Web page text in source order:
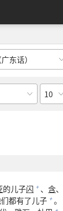
章
的儿子闪 + 、 含、
都有了儿子 + 。